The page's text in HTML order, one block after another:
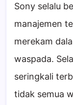
Sony selalu
manajemen
merekam
waspada.
seringkali
tidak semua